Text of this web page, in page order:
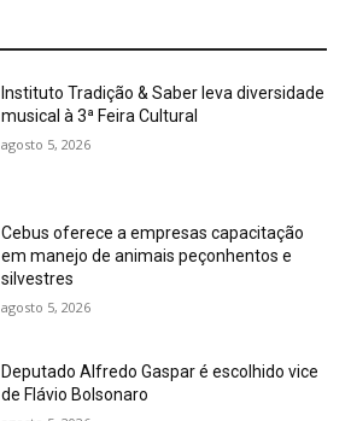
Instituto Tradição & Saber leva diversidade
musical à 3ª Feira Cultural
agosto 5, 2026
Cebus oferece a empresas capacitação
em manejo de animais peçonhentos e
silvestres
agosto 5, 2026
Deputado Alfredo Gaspar é escolhido vice
de Flávio Bolsonaro